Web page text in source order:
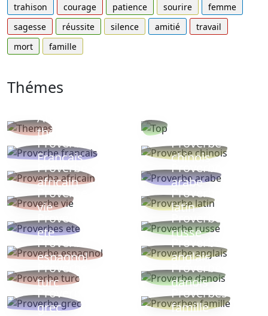
trahison
courage patience sourire
femme
sagesse
réussite silence amitié
travail
mort
famille
Thémes
Autres
thèmes
Proverbe
Français
Proverbe
chinois
Proverbe
africain
Proverbe
arabe
Proverbe
vie
Proverbe
latin
Proverbes
ete
Proverbe
russe
Proverbe
espagnol
Proverbe
anglais
Proverbe
turc
Proverbe
danois
Proverbe
grec
Proverbes
famille